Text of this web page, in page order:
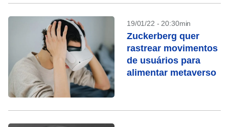
19/01/22 - 20:30min
Zuckerberg quer
rastrear movimentos
de usuários para
alimentar metaverso